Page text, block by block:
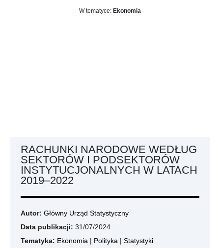
W tematyce: Ekonomia
RACHUNKI NARODOWE WEDŁUG
SEKTORÓW I PODSEKTORÓW
INSTYTUCJONALNYCH W LATACH
2019–2022
Autor: Główny Urząd Statystyczny
Data publikacji: 31/07/2024
Tematyka: Ekonomia | Polityka | Statystyki